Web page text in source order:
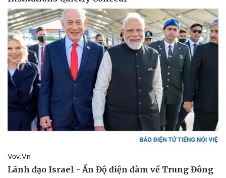
Dinh dưỡng - món ngon
Cây thuốc
Đời sống
Blog